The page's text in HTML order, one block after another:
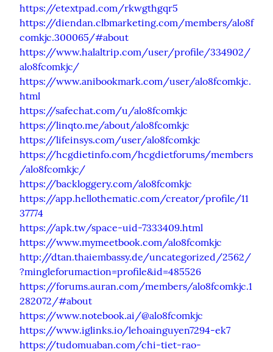
https://etextpad.com/rkwgthgqr5
https://diendan.clbmarketing.com/members/alo8f
comkjc.300065/#about
https://www.halaltrip.com/user/profile/334902/
alo8fcomkjc/
https://www.anibookmark.com/user/alo8fcomkjc.
html
https://safechat.com/u/alo8fcomkjc
https://linqto.me/about/alo8fcomkjc
https://lifeinsys.com/user/alo8fcomkjc
https://hcgdietinfo.com/hcgdietforums/members
/alo8fcomkjc/
https://backloggery.com/alo8fcomkjc
https://app.hellothematic.com/creator/profile/11
37774
https://apk.tw/space-uid-7333409.html
https://www.mymeetbook.com/alo8fcomkjc
http://dtan.thaiembassy.de/uncategorized/2562/
?mingleforumaction=profile&id=485526
https://forums.auran.com/members/alo8fcomkjc.1
282072/#about
https://www.notebook.ai/@alo8fcomkjc
https://www.iglinks.io/lehoainguyen7294-ek7
https://tudomuaban.com/chi-tiet-rao-